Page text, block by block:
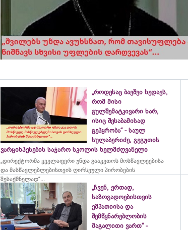
„როდესაც ბავშვი ხედავს,
რომ მისი
გულშემატკივარი ხარ,
ისიც შესაბამისად
გეპყრობა“ - საულ
სულაბერიძე, გეგუთის
ვარციხჰესების საჯარო სკოლის ხელმძღვანელი
„დირექტორმა ყველაფერი უნდა გააკეთოს მოსწავლეებისა
და მასწავლებლებისთვის ღირსეული პირობების
შესაქმნელად“...
„ჩვენ, ერთად,
საზოგადოებისთვის
ემპათიისა და
შემწყნარებლობის
მაგალითი ვართ“ -